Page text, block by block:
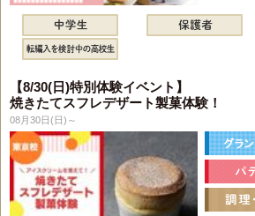
【8/30(日)特別体験イベント】
焼きたてスフレデザート製菓体験！
08月30日(日)～